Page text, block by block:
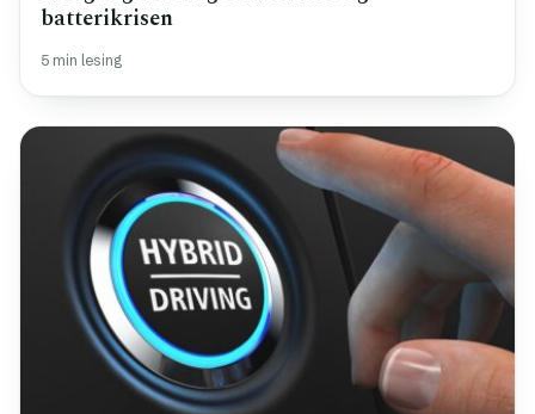
batterikrisen
5 min lesing